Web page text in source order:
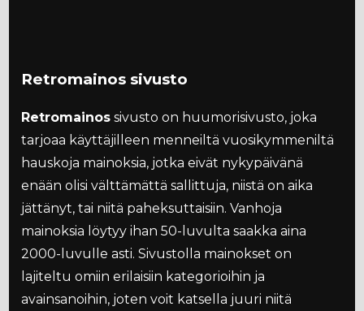
Retromainos sivusto
Retromainos sivusto on huumorisivusto, joka
tarjoaa käyttäjilleen menneiltä vuosikymmeniltä
hauskoja mainoksia, jotka eivät nykypäivänä
enään olisi välttämättä sallittuja, niistä on aika
jättänyt, tai niitä paheksuttaisiin. Vanhoja
mainoksia löytyy ihan 50-luvulta saakka aina
2000-luvulle asti. Sivustolla mainokset on
lajiteltu omiin erilaisiin kategorioihin ja
avainsanoihin, joten voit katsella juuri niitä